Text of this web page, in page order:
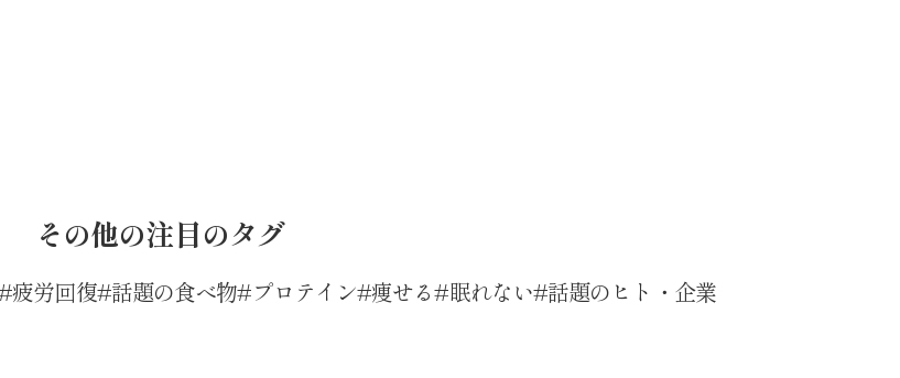
その他の注目のタグ
疲労回復 話題の食べ物 プロテイン 痩せる 眠れない 話題のヒト・企業